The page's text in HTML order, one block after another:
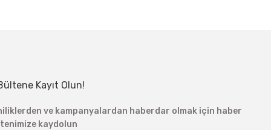
Kayıt Olun!
ve kampanyalardan haberdar olmak için haber
kaydolun